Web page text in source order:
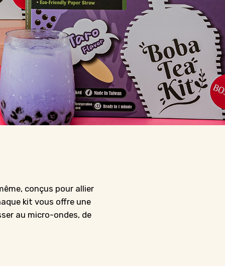
conçus pour allier
kit vous offre une
au micro-ondes, de